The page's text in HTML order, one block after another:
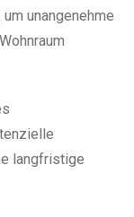
unangenehme
langfristige